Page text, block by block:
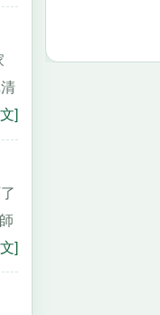
]
]